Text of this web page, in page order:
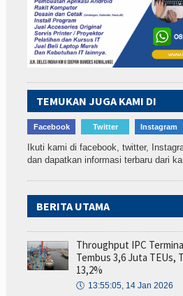
TEMUKAN JUGA KAMI DI
Facebook Twitter Instagram
Ikuti kami di facebook, twitter,
dan dapatkan informasi terbaru dari
BERITA UTAMA
Throughput IPC
Tembus 3,6 Juta TEUs,
13,2%
🕔 13:55:05, 14 Jan 2026